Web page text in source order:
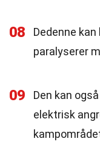
08
Dedenne
paralyserer
09
Den kan
elektrisk